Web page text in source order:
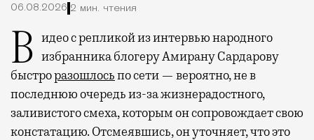
06.08.2026 2 мин. чтения
Видео с репликой из интервью народного избранника блогеру Амирану Сардарову
быстроразошлосьпо сети — вероятно, не в
последнюю очередь из-за жизнерадостного,
заливистого смеха, которым он сопровождает свою
констатацию. Отсмеявшись, он уточняет, что это